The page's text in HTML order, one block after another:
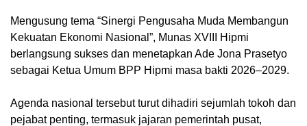
Mengusung tema “Sinergi Pengusaha Muda Membangun
Kekuatan Ekonomi Nasional”, Munas XVIII Hipmi
berlangsung sukses dan menetapkan Ade Jona Prasetyo
sebagai Ketua Umum BPP Hipmi masa bakti 2026–2029.
Agenda nasional tersebut turut dihadiri sejumlah tokoh dan
pejabat penting, termasuk jajaran pemerintah pusat,